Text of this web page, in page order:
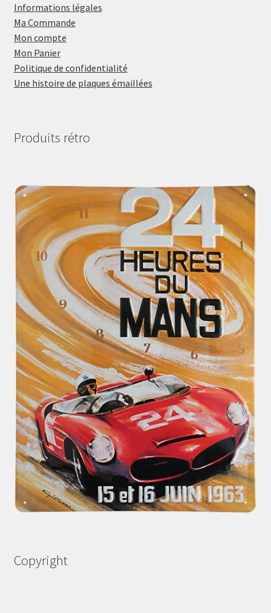
Informations légales
Ma Commande
Mon compte
Mon Panier
Politique de confidentialité
Une histoire de plaques émaillées
Produits rétro
Copyright